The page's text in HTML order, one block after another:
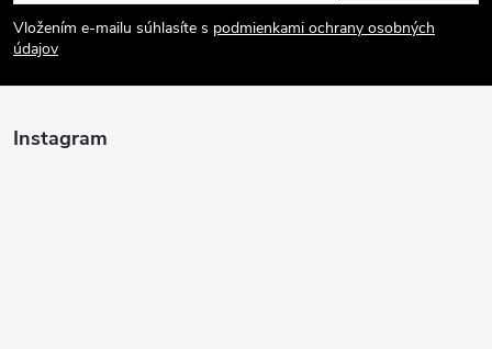
p
a
Vložením e-mailu súhlasíte s podmienkami ochrany osobných
údajov
Instagram